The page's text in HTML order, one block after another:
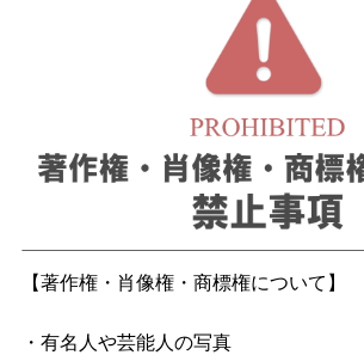
【著作権・肖像権・商標権について】
・有名人や芸能人の写真